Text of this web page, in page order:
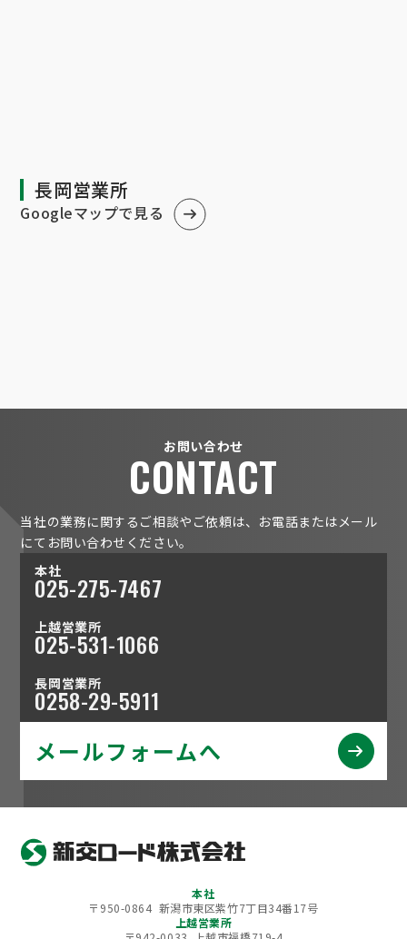
長岡営業所
Googleマップで見る
お問い合わせ
CONTACT
当社の業務に関するご相談やご依頼は、お電話またはメール
にてお問い合わせください。
本社
025-275-7467
上越営業所
025-531-1066
長岡営業所
0258-29-5911
メールフォームへ
本社
〒950-0864 新潟市東区紫竹7丁目34番17号
上越営業所